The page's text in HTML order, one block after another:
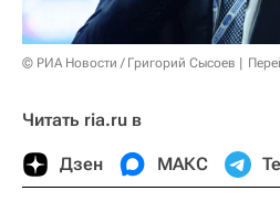
© РИА Новости / Григорий Сысоев
Читать ria.ru в
Дзен МАКС